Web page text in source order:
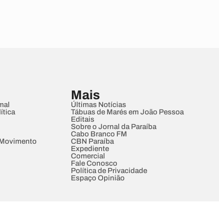
Mais
Últimas Notícias
Tábuas de Marés em João Pessoa
Editais
Sobre o Jornal da Paraíba
Cabo Branco FM
CBN Paraíba
Expediente
Comercial
Fale Conosco
Política de Privacidade
Espaço Opinião